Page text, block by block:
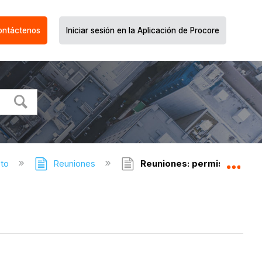
Iniciar sesión en la Aplicación de Procore
Reuniones Reuniones: permisos de